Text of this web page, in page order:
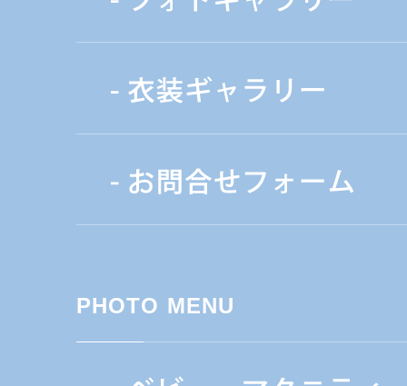
PHOTO MENU